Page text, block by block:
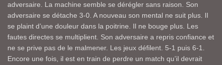
adversaire. La machine semble se dérégler sans raison. Son
adversaire se détache 3-0. A nouveau son mental ne suit plus. Il
se plaint d’une douleur dans la poitrine. Il ne bouge plus. Les
fautes directes se multiplient. Son adversaire a repris confiance et
ne se prive pas de le malmener. Les jeux défilent. 5-1 puis 6-1.
Encore une fois, il est en train de perdre un match qu’il devrait